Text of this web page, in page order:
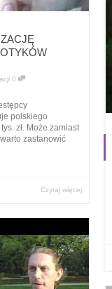
0
polskiego
zł. Może zamiast
zastanowić
Czytaj więcej